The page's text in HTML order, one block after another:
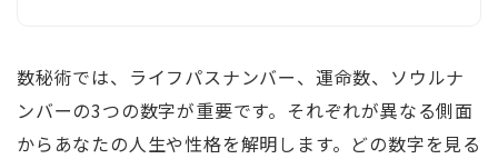
数秘術では、ライフパスナンバー、運命数、ソウルナ
ンバーの3つの数字が重要です。それぞれが異なる側面
からあなたの人生や性格を解明します。どの数字を見る